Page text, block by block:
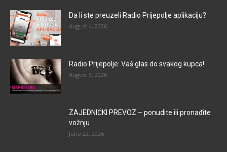
Da li ste preuzeli Radio Prijepolje aplikaciju?
August 4, 2026
Radio Prijepolje: Vaš glas do svakog kupca!
August 3, 2026
ZAJEDNIČKI PREVOZ – ponudite ili pronađite
vožnju
June 22, 2026